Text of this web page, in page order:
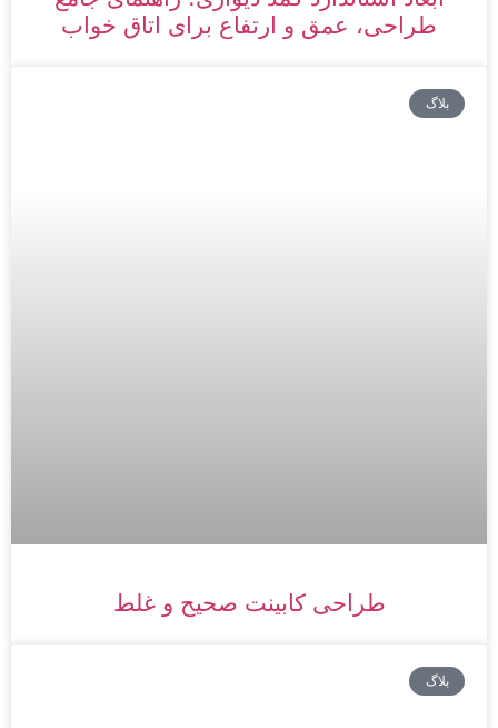
طراحی، عمق و ارتفاع برای اتاق خواب
بلاگ
طراحی کابینت صحیح و غلط
بلاگ